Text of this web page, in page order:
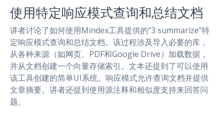
使用特定响应模式查询和总结文档
讲者讨论了如何使用Mindex工具提供的“3 summarize”特
定响应模式查询和总结文档。该过程涉及导入必要的库，
从各种来源（如网页、PDF和Google Drive）加载数据，
并从文档创建一个向量存储索引。文本还提到了可以使用
该工具创建的简单UI系统。响应模式允许查询文档并提供
文章摘要。讲者还提到使用源注释和相似度支持来回答问
题。